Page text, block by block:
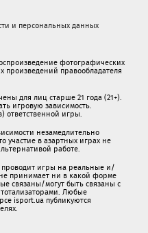
и персональных данных
фотографических
правообладателя
для лиц старше 21 года (21+).
игровую зависимость.
ответственной игры.
незамедлительно
участие в азартных играх не
работе.
игры на реальные и/
принимает ни в какой форме
связаны/могут быть связаны c
Любые
isport.ua публикуютcя